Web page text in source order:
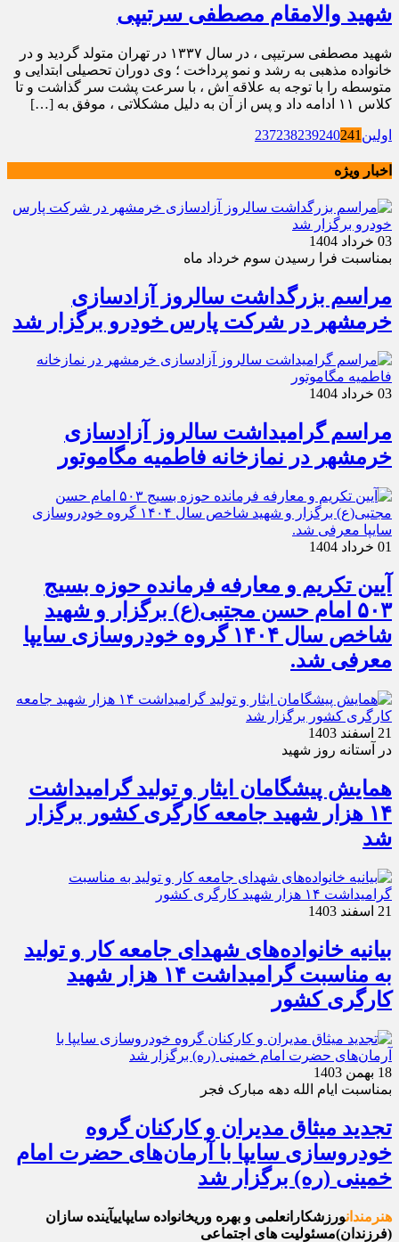
شهید والامقام مصطفی سرتیپی
شهید مصطفی سرتیپی ، در سال ۱۳۳۷ در تهران متولد گردید و در
خانواده مذهبی به رشد و نمو پرداخت ؛ وی دوران تحصیلی ابتدایی و
متوسطه را با توجه به علاقه اش ، با سرعت پشت سر گذاشت و تا
کلاس ۱۱ ادامه داد و پس از آن به دلیل مشکلاتی ، موفق به […]
اولین 237238239240241
اخبار ویژه
03 خرداد 1404
بمناسبت فرا رسیدن سوم خرداد ماه
مراسم بزرگداشت سالروز آزادسازی
خرمشهر در شرکت پارس خودرو برگزار شد
03 خرداد 1404
مراسم گرامیداشت سالروز آزادسازی
خرمشهر در نمازخانه فاطمیه مگاموتور
01 خرداد 1404
آیین تکریم و معارفه فرمانده حوزه بسیج
۵۰۳ امام حسن مجتبی(ع) برگزار و شهید
شاخص سال ۱۴۰۴ گروه خودروسازی سایپا
معرفی شد.
21 اسفند 1403
در آستانه روز شهید
همایش پیشگامان ایثار و تولید گرامیداشت
۱۴ هزار شهید جامعه کارگری کشور برگزار
شد
21 اسفند 1403
بیانیه خانواده‌های شهدای جامعه کار و تولید
به مناسبت گرامیداشت ۱۴ هزار شهید
کارگری کشور
18 بهمن 1403
بمناسبت ایام الله دهه مبارک فجر
تجدید میثاق مدیران و کارکنان گروه
خودروسازی سایپا با آرمان‌های حضرت امام
خمینی (ره) برگزار شد
هنرمندانورزشکارانعلمی و بهره وریخانواده سایپاییآینده سازان
(فرزندان)مسئولیت های اجتماعی